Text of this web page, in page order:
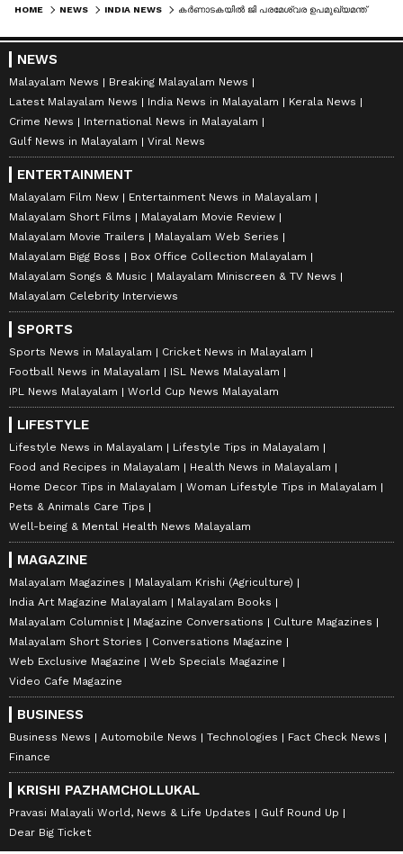
HOME NEWS INDIA NEWS കർണാടകയിൽ ജി പരമേശ്വര ഉപമുഖ്യമന്ത്രിയാകും; സത്യപ്രതിജ്ഞ ചെയ്യുന്ന എംഎൽഎമാരുടെ പട്ടിക ഉടൻ
NEWS
Malayalam News
Breaking Malayalam News
Latest Malayalam News
India News in Malayalam
Kerala News
Crime News
International News in Malayalam
Gulf News in Malayalam
Viral News
ENTERTAINMENT
Malayalam Film New
Entertainment News in Malayalam
Malayalam Short Films
Malayalam Movie Review
Malayalam Movie Trailers
Malayalam Web Series
Malayalam Bigg Boss
Box Office Collection Malayalam
Malayalam Songs & Music
Malayalam Miniscreen & TV News
Malayalam Celebrity Interviews
SPORTS
Sports News in Malayalam
Cricket News in Malayalam
Football News in Malayalam
ISL News Malayalam
IPL News Malayalam
World Cup News Malayalam
LIFESTYLE
Lifestyle News in Malayalam
Lifestyle Tips in Malayalam
Food and Recipes in Malayalam
Health News in Malayalam
Home Decor Tips in Malayalam
Woman Lifestyle Tips in Malayalam
Pets & Animals Care Tips
Well-being & Mental Health News Malayalam
MAGAZINE
Malayalam Magazines
Malayalam Krishi (Agriculture)
India Art Magazine Malayalam
Malayalam Books
Malayalam Columnist
Magazine Conversations
Culture Magazines
Malayalam Short Stories
Conversations Magazine
Web Exclusive Magazine
Web Specials Magazine
Video Cafe Magazine
BUSINESS
Business News Automobile News Technologies
Fact Check News
Finance
KRISHI PAZHAMCHOLLUKAL
Pravasi Malayali World, News & Life Updates
Gulf Round Up
Dear Big Ticket